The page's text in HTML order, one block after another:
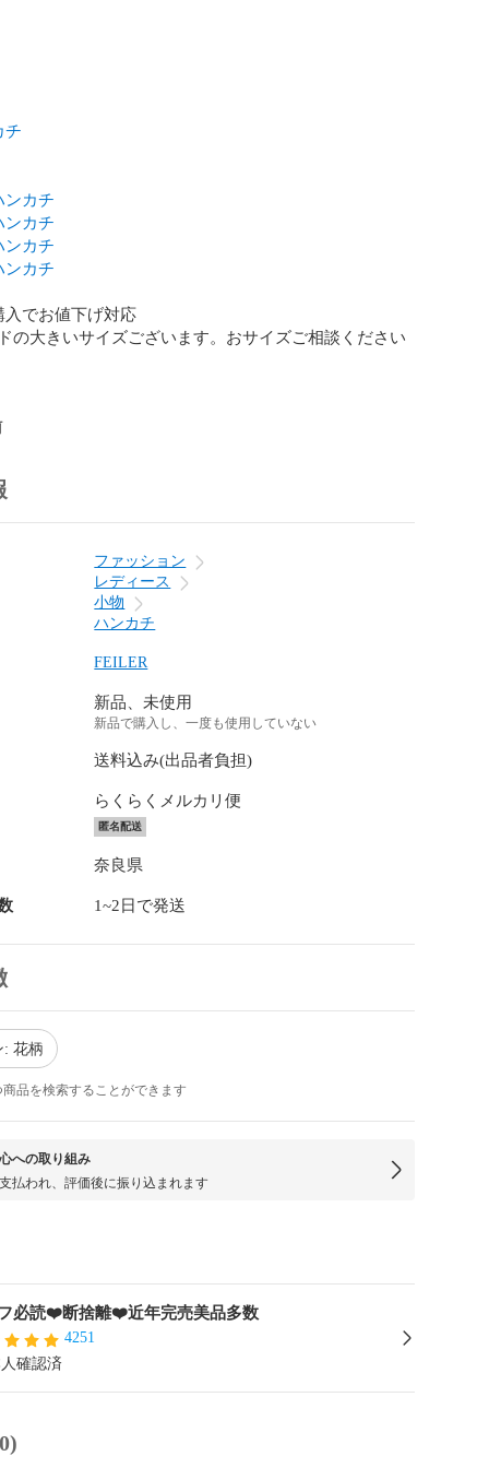
チ
ンカチ
ンカチ
ンカチ
ンカチ
でお値下げ対応
の大きいサイズございます。おサイズご相談ください
ファッション
レディース
小物
ハンカチ
FEILER
新品、未使用
新品で購入し、一度も使用していない
送料込み(出品者負担)
らくらくメルカリ便
匿名配送
奈良県
1~2日で発送
: 花柄
品を検索することができます
への取り組み
払われ、評価後に振り込まれます
必読❤️断捨離❤️近年完売美品多数
4251
確認済